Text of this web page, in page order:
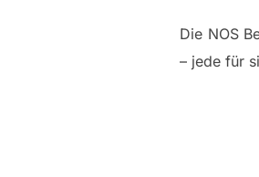
Die NOS
– jede für